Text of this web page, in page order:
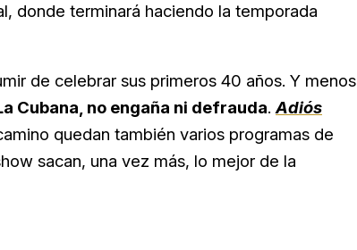
donde terminará haciendo la temporada
de celebrar sus primeros 40 años. Y menos
Cubana, no engaña ni defrauda. Adiós
quedan también varios programas de
sacan, una vez más, lo mejor de la